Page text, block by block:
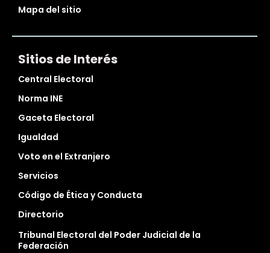
Mapa del sitio
Sitios de Interés
Central Electoral
Norma INE
Gaceta Electoral
Igualdad
Voto en el Extranjero
Servicios
Código de Ética y Conducta
Directorio
Tribunal Electoral del Poder Judicial de la
Federación